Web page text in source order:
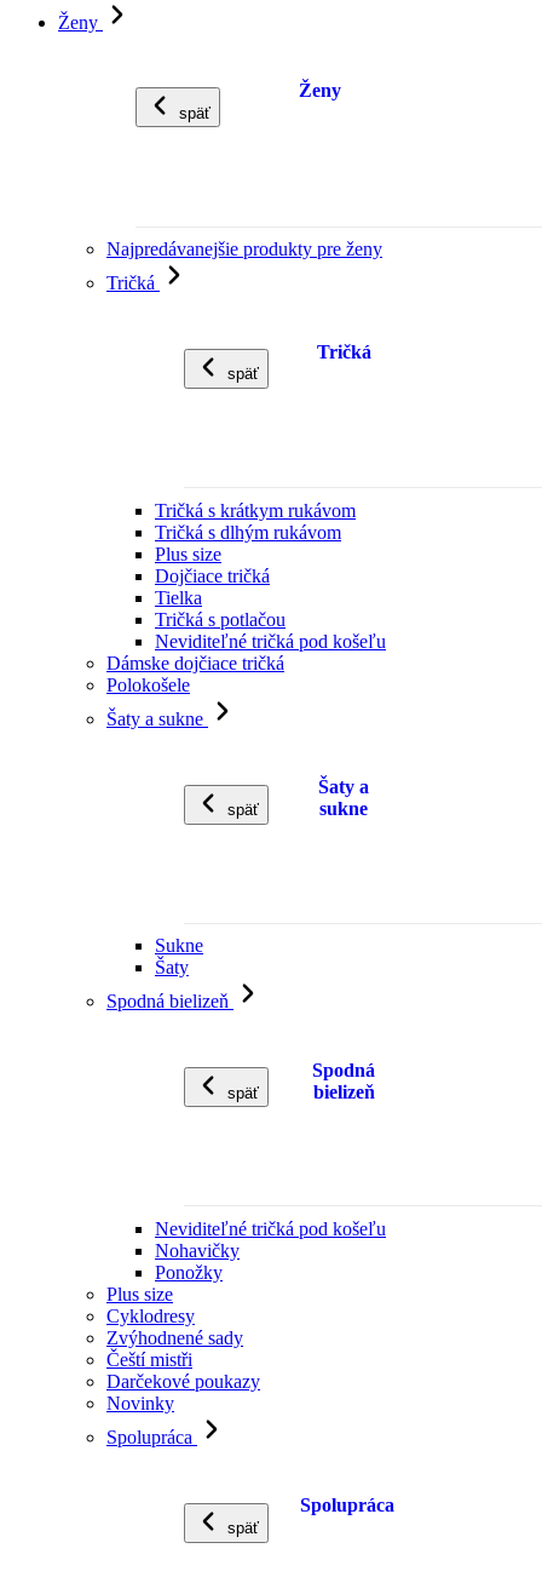
Ženy
späť
Ženy
Najpredávanejšie produkty pre ženy
Tričká
späť
Tričká
Tričká s krátkym rukávom
Tričká s dlhým rukávom
Plus size
Dojčiace tričká
Tielka
Tričká s potlačou
Neviditeľné tričká pod košeľu
Dámske dojčiace tričká
Polokošele
Šaty a sukne
späť
Šaty a
sukne
Sukne
Šaty
Spodná bielizeň
späť
Spodná
bielizeň
Neviditeľné tričká pod košeľu
Nohavičky
Ponožky
Plus size
Cyklodresy
Zvýhodnené sady
Čeští mistři
Darčekové poukazy
Novinky
Spolupráca
späť
Spolupráca